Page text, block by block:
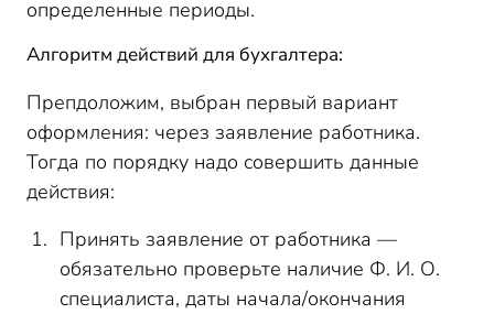
определенные периоды.
Алгоритм действий для бухгалтера:
Препдоложим, выбран первый вариант
оформления: через заявление работника.
Тогда по порядку надо совершить данные
действия:
Принять заявление от работника —
обязательно проверьте наличие Ф. И. О.
специалиста, даты начала/окончания